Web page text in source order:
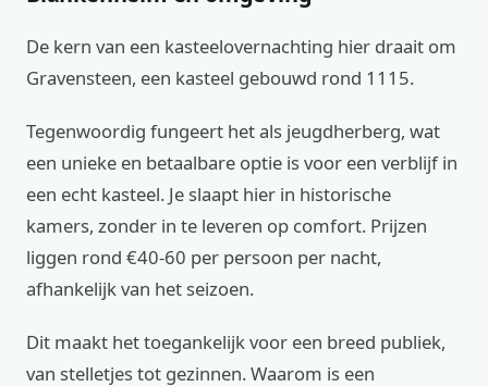
De kern van een kasteelovernachting hier draait om
Gravensteen, een kasteel gebouwd rond 1115.
Tegenwoordig fungeert het als jeugdherberg, wat
een unieke en betaalbare optie is voor een verblijf in
een echt kasteel. Je slaapt hier in historische
kamers, zonder in te leveren op comfort. Prijzen
liggen rond €40-60 per persoon per nacht,
afhankelijk van het seizoen.
Dit maakt het toegankelijk voor een breed publiek,
van stelletjes tot gezinnen. Waarom is een